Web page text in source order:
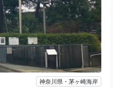
神奈川県・茅ヶ崎海岸